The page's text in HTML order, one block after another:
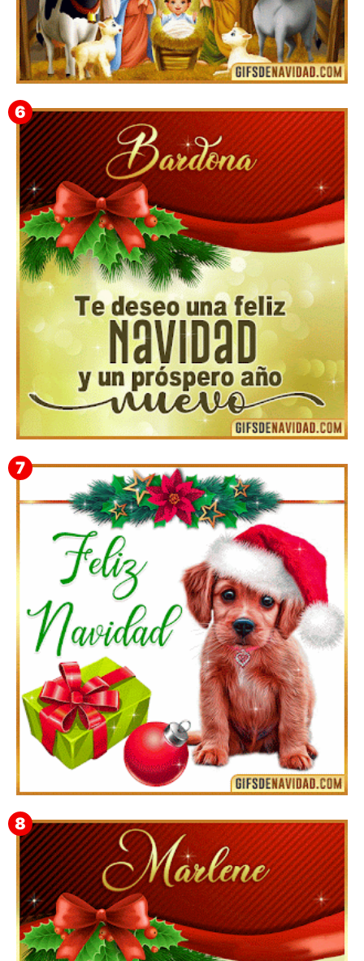
Feliz Navidad y próspero Año Nuevo Gladis
Te deseo una Feliz Navidad Bardona
▷ Los Mejores Fondos de pantalla de feliz navidad
2022 📖